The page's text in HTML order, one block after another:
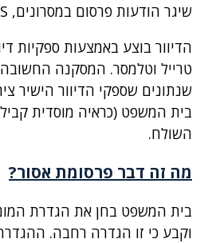
שיגר הודעות פרסום במסרונים, SMSים ומיילים.
הדיוור בוצע באמצעות ספקיות
טרייל וטלמסר. המסקנה
שנתונים שספקי הדיוור הישיר
בית המשפט (כראיה מוסדית
השולח.
מה זה דבר פרסומת אסור?
בית המשפט בחן את הגדרת
וקבע כי זו הגדרה רחבה.